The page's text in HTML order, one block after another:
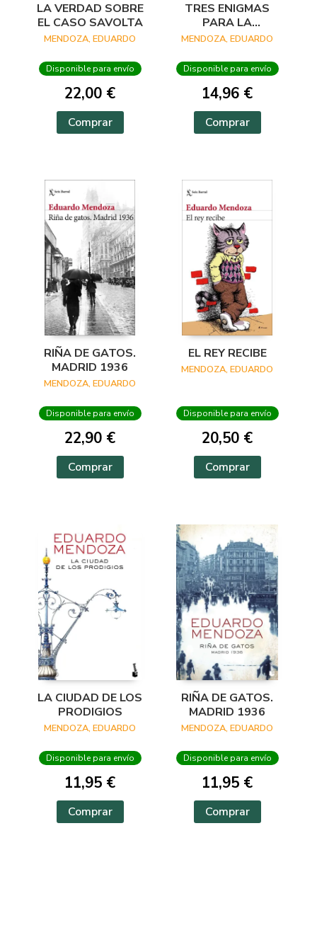
LA VERDAD SOBRE
EL CASO SAVOLTA
MENDOZA, EDUARDO
Disponible para envío
22,00 €
Comprar
TRES ENIGMAS
PARA LA
ORGANIZACIÓN
MENDOZA, EDUARDO
Disponible para envío
14,96 €
Comprar
RIÑA DE GATOS.
MADRID 1936
MENDOZA, EDUARDO
Disponible para envío
22,90 €
Comprar
EL REY RECIBE
MENDOZA, EDUARDO
Disponible para envío
20,50 €
Comprar
LA CIUDAD DE LOS
PRODIGIOS
MENDOZA, EDUARDO
Disponible para envío
11,95 €
Comprar
RIÑA DE GATOS.
MADRID 1936
MENDOZA, EDUARDO
Disponible para envío
11,95 €
Comprar